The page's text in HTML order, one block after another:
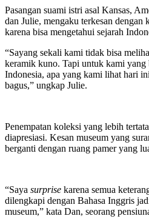
Pasangan suami istri asal Kansas,
dan Julie, mengaku terkesan dengan
karena bisa mengetahui sejarah
“Sayang sekali kami tidak bisa
keramik kuno. Tapi untuk kami yang
Indonesia, apa yang kami lihat hari
bagus,” ungkap Julie.
Penempatan koleksi yang lebih
diapresiasi. Kesan museum yang
berganti dengan ruang pamer yang
“Saya surprise karena semua
dilengkapi dengan Bahasa Inggris
museum,” kata Dan, seorang